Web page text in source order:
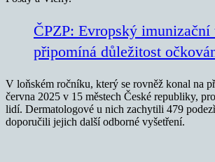
ČPZP: Evropský imunizační
připomíná důležitost
V loňském ročníku, který se rovněž konal na
června 2025 v 15 městech České republiky,
lidí. Dermatologové u nich zachytili 479
doporučili jejich další odborné vyšetření.